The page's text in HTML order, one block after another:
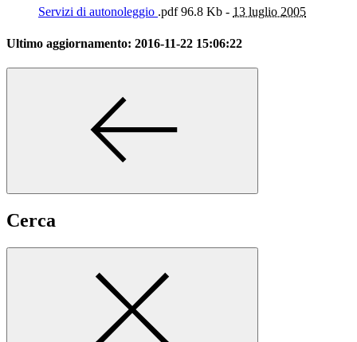
Servizi di autonoleggio .pdf96.8 Kb - 13 luglio 2005
Ultimo aggiornamento: 2016-11-22 15:06:22
Cerca